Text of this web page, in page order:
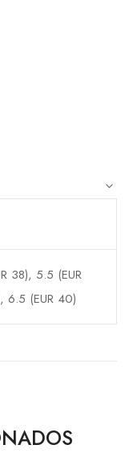
38), 5.5 (EUR
6.5 (EUR 40)